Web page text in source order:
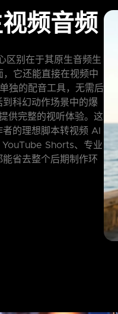
频音频
区别在于其原生音频生
它还能直接在视频中
独的配音工具，无需后
科幻动作场景中的爆
供完整的视听体验。这
的理想脚本转视频 AI
Shorts、专业
省去整个后期制作环